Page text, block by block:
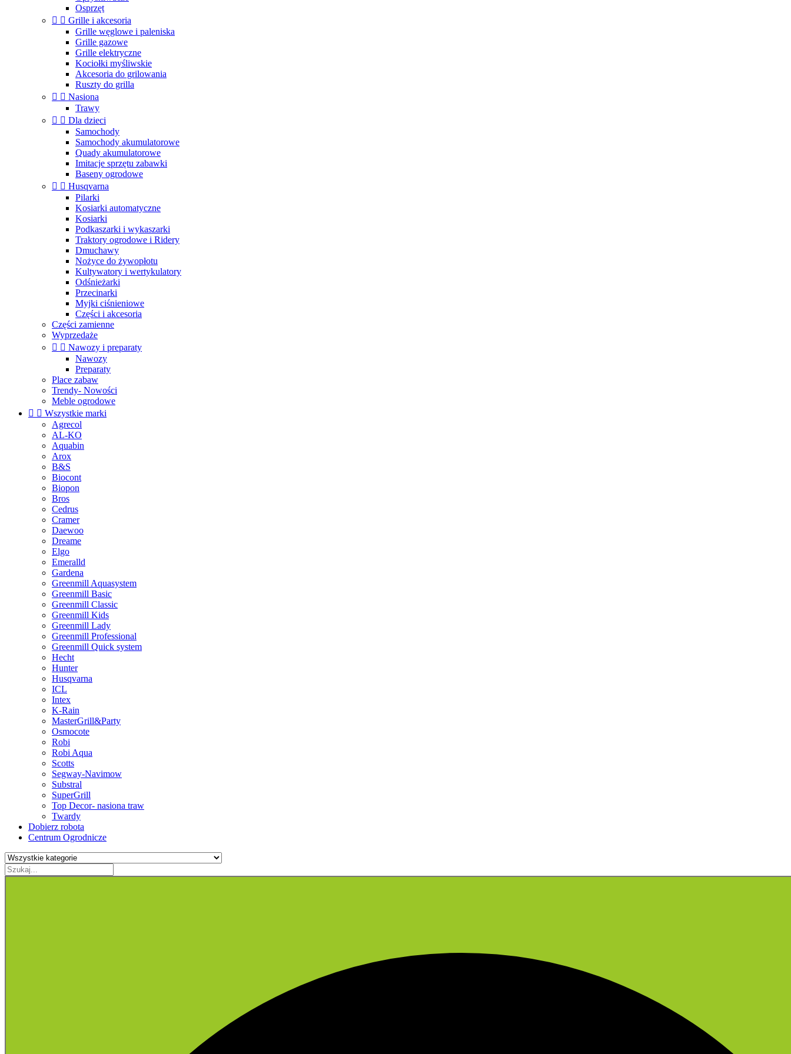
Osprzęt
  Grille i akcesoria
Grille węglowe i paleniska
Grille gazowe
Grille elektryczne
Kociołki myśliwskie
Akcesoria do grilowania
Ruszty do grilla
  Nasiona
Trawy
  Dla dzieci
Samochody
Samochody akumulatorowe
Quady akumulatorowe
Imitacje sprzętu zabawki
Baseny ogrodowe
  Husqvarna
Pilarki
Kosiarki automatyczne
Kosiarki
Podkaszarki i wykaszarki
Traktory ogrodowe i Ridery
Dmuchawy
Nożyce do żywopłotu
Kultywatory i wertykulatory
Odśnieżarki
Przecinarki
Myjki ciśnieniowe
Części i akcesoria
Części zamienne
Wyprzedaże
  Nawozy i preparaty
Nawozy
Preparaty
Place zabaw
Trendy- Nowości
Meble ogrodowe
  Wszystkie marki
Agrecol
AL-KO
Aquabin
Arox
B&S
Biocont
Biopon
Bros
Cedrus
Cramer
Daewoo
Dreame
Elgo
Emeralld
Gardena
Greenmill Aquasystem
Greenmill Basic
Greenmill Classic
Greenmill Kids
Greenmill Lady
Greenmill Professional
Greenmill Quick system
Hecht
Hunter
Husqvarna
ICL
Intex
K-Rain
MasterGrill&Party
Osmocote
Robi
Robi Aqua
Scotts
Segway-Navimow
Substral
SuperGrill
Top Decor- nasiona traw
Twardy
Dobierz robota
Centrum Ogrodnicze